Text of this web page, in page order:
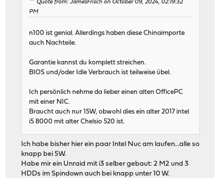
Quote from: JamesFrisch on October 09, 2024, 02:19:32
PM
n100 ist genial. Allerdings haben diese Chinaimporte
auch Nachteile.
Garantie kannst du komplett streichen.
BIOS und/oder Idle Verbrauch ist teilweise übel.
Ich persönlich nehme da lieber einen alten OfficePC
mit einer NIC.
Braucht auch nur 15W, obwohl dies ein alter 2017 intel
i5 8000 mit alter Chelsio 520 ist.
Ich habe bisher hier ein paar Intel Nuc am laufen...alle so
knapp bei 5W.
Habe mir ein Unraid mit i3 selber gebaut: 2 M2 und 3
HDDs im Spindown auch bei knapp unter 10 W.